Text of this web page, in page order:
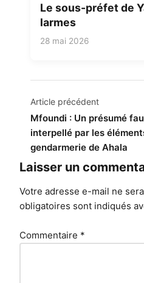
Le sous-préfet de
larmes
28 mai 2026
Navigation
de
l’article
Article précédent
Mfoundi : Un présumé
interpellé par les
gendarmerie de Ahala
Laisser un
Votre adresse e-mail ne
obligatoires sont indiqués
Commentaire *